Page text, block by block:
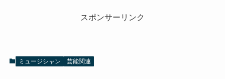
スポンサーリンク
ミュージシャン 芸能関連